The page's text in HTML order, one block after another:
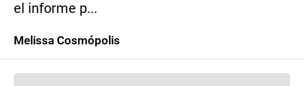
el informe p...
Melissa Cosmópolis